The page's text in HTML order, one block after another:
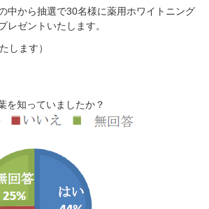
中から抽選で30名様に薬用ホワイトニング
レゼントいたします。
します）
を知っていましたか？